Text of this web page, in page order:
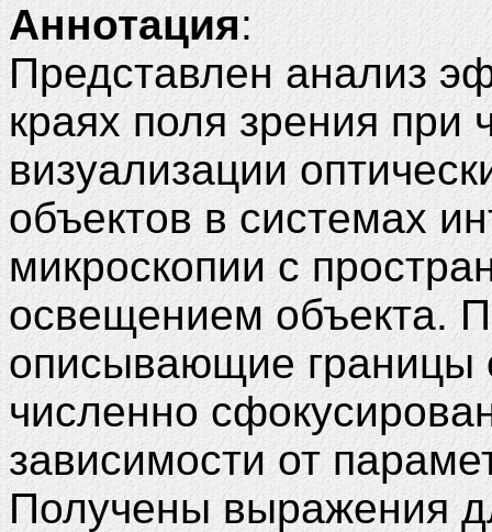
Аннотация:
Представлен анализ
краях поля зрения при
визуализации
объектов в системах
микроскопии с
освещением объекта.
описывающие границы
численно
зависимости от
Получены выражения